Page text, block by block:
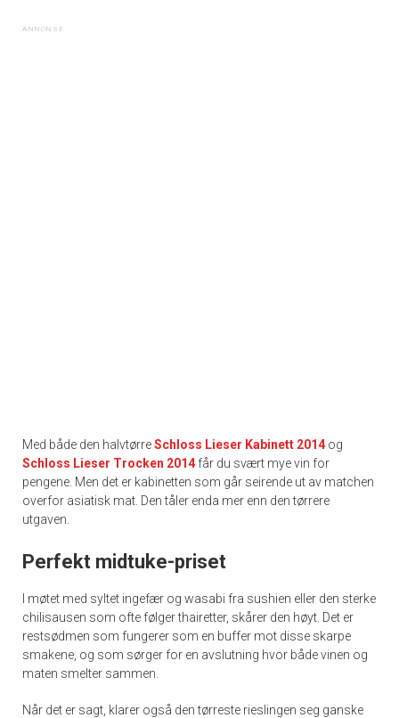
Med både den halvtørreSchloss Lieser Kabinett 2014 og
Schloss Lieser Trocken 2014 får du svært mye vin for
pengene. Men det er kabinetten som går seirende ut av matchen
overfor asiatisk mat. Den tåler enda mer enn den tørrere
utgaven.
Perfekt midtuke-priset
I møtet med syltet ingefær og wasabi fra sushien eller den sterke
chilisausen som ofte følger thairetter, skårer den høyt. Det er
restsødmen som fungerer som en buffer mot disse skarpe
smakene, og som sørger for en avslutning hvor både vinen og
maten smelter sammen.
Når det er sagt, klarer også den tørreste rieslingen seg ganske